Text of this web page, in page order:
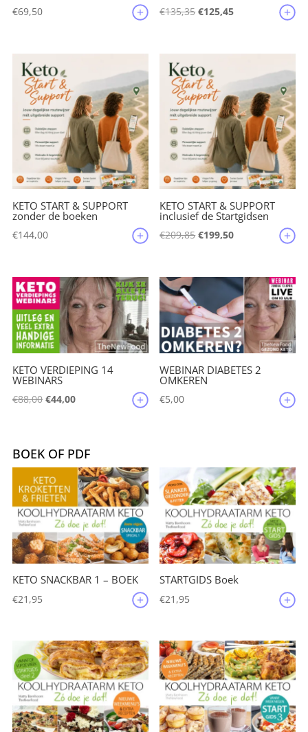
€69,50 €135,35Oorspronkelijke
€135,35.
€125,45Huidige
KETO START & SUPPORT
zonder de boeken
€144,00
KETO START & SUPPORT
inclusief de Startgidsen
€209,85Oorspronkelijke
€209,85.
€199,50Huidige
€199,50.
KETO VERDIEPING 14
WEBINARS
€88,00 Oorspronkelijke
€88,00.
€44,00Huidige
€44,00.
WEBINAR DIABETES 2
OMKEREN
€5,00
BOEK OF PDF
KETO SNACKBAR 1 – BOEK
€21,95
STARTGIDS Boek
€21,95